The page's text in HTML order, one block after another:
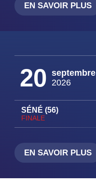
EN SAVOIR PLUS
20 septembre
2026
SÉNÉ (56)
FINALE
EN SAVOIR PLUS